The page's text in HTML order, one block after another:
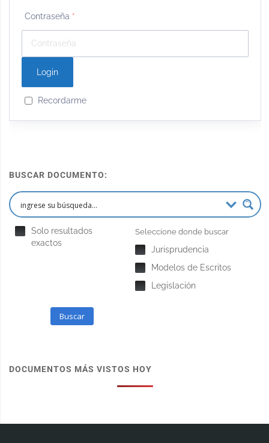
Contraseña *
Recordarme
BUSCAR DOCUMENTO:
Solo resultados
exactos
Seleccione donde buscar
Jurisprudencia
Modelos de Escritos
Legislación
Buscar
DOCUMENTOS MÁS VISTOS HOY